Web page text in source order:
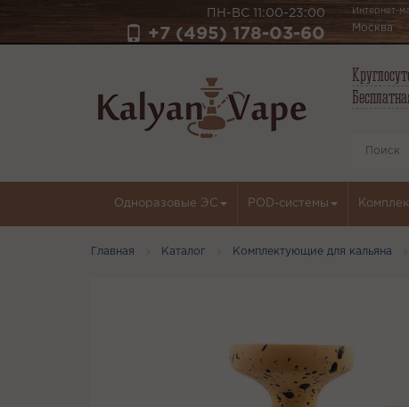
ПН-ВС 11:00-23:00
+7 (495) 178-03-60
Интернет-
Москва
Одноразовые ЭС POD-системы
Главная Каталог Комплектующие для кальяна